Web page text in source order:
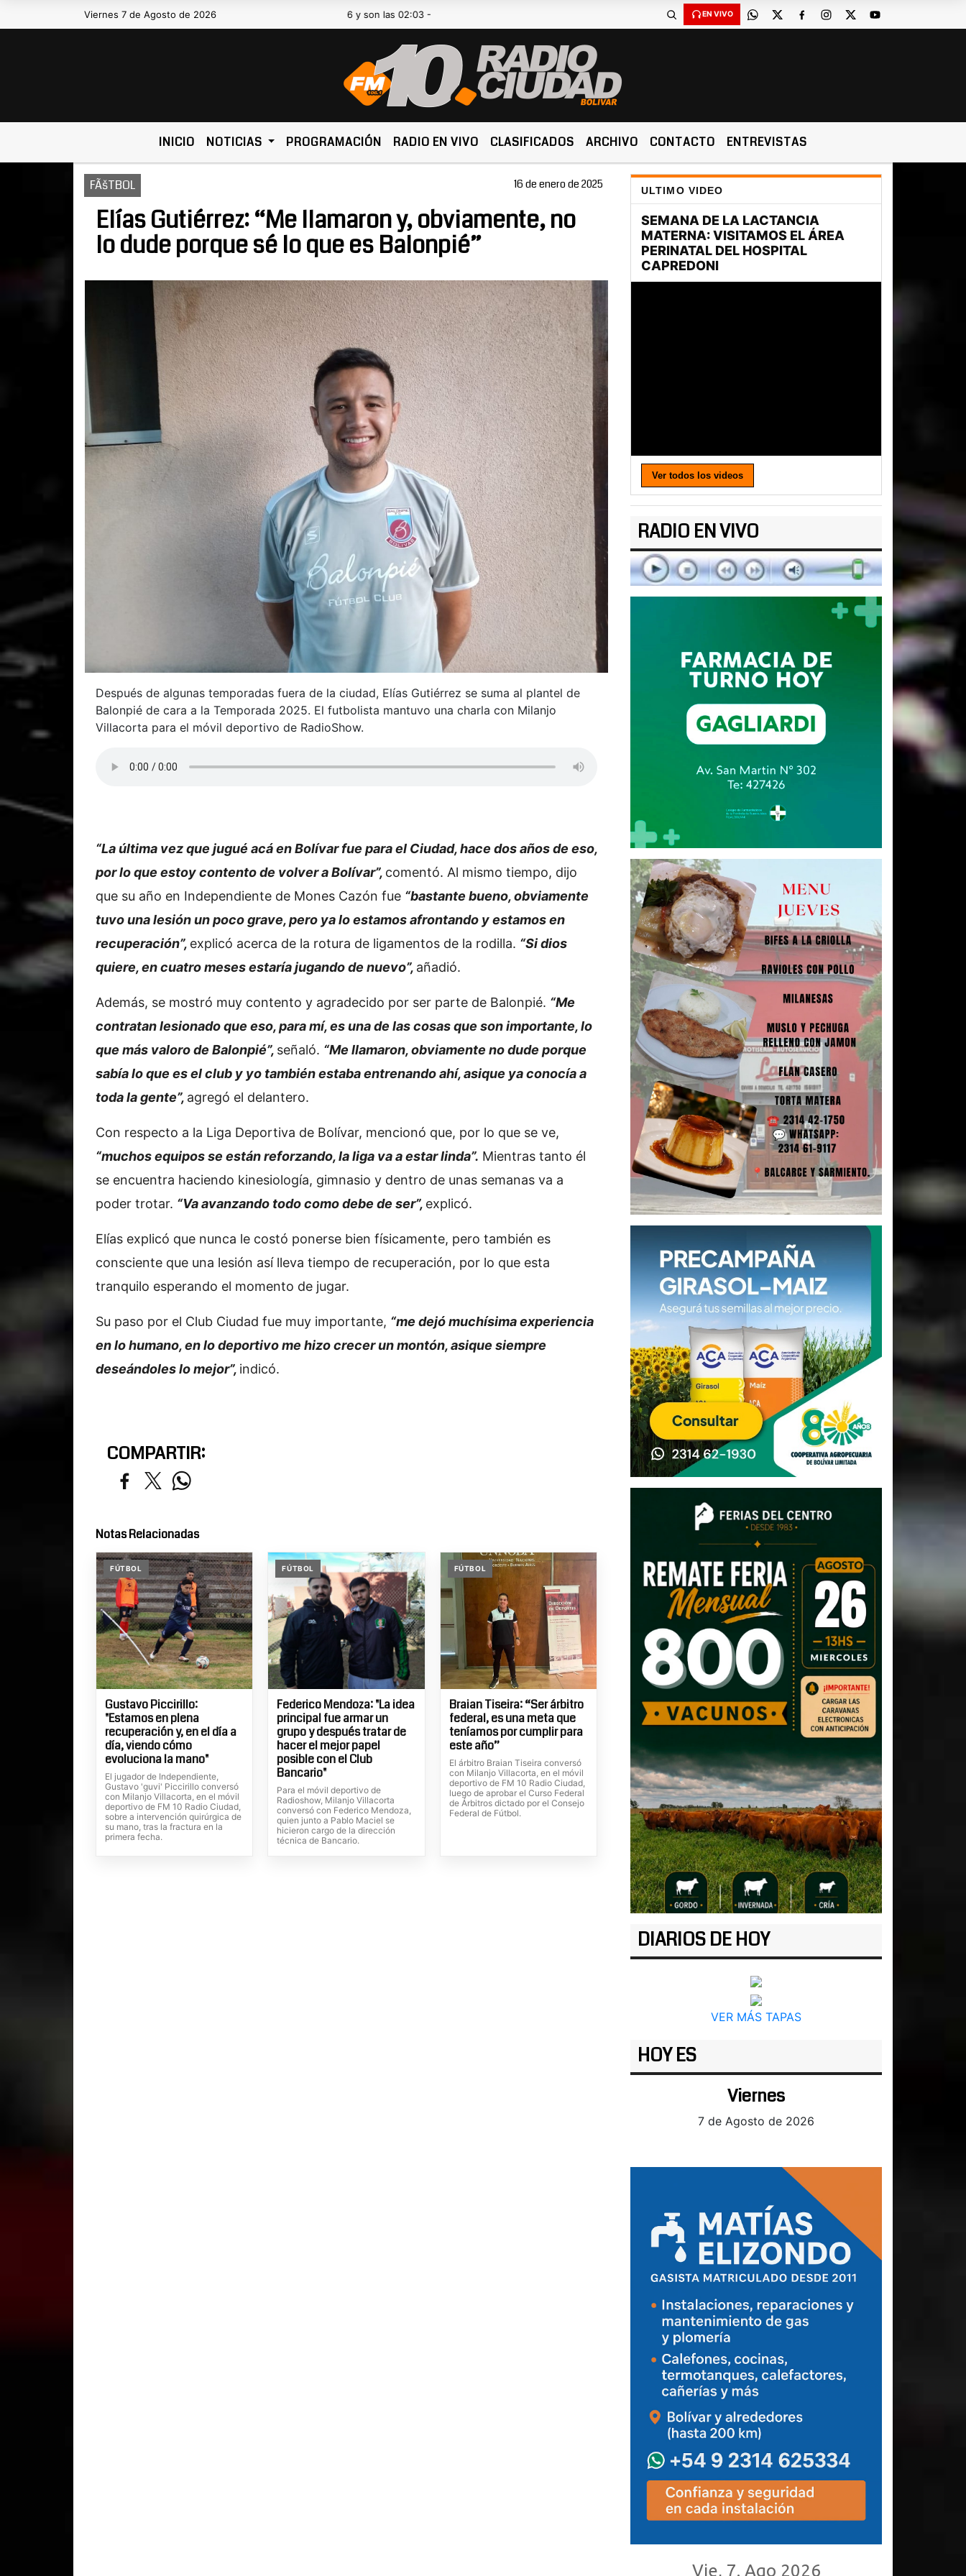
Viernes 7 de Agosto de 2026
Hoy es Viernes 7 de Agosto de 2026 y son las 02:03 - EN VIVO
INICIO NOTICIAS PROGRAMACIÓN RADIO EN VIVO CLASIFICADOS ARCHIVO CONTACTO ENTREVISTAS
FÃšTBOL 16 de enero de 2025
Elías Gutiérrez: “Me llamaron y, obviamente, no
lo dude porque sé lo que es Balonpié”
Después de algunas temporadas fuera de la ciudad, Elías Gutiérrez se suma al plantel de
Balonpié de cara a la Temporada 2025. El futbolista mantuvo una charla con Milanjo
Villacorta para el móvil deportivo de RadioShow.
“La última vez que jugué acá en Bolívar fue para el Ciudad, hace dos años de eso,
por lo que estoy contento de volver a Bolívar”, comentó. Al mismo tiempo, dijo
que su año en Independiente de Mones Cazón fue “bastante bueno, obviamente
tuvo una lesión un poco grave, pero ya lo estamos afrontando y estamos en
recuperación”, explicó acerca de la rotura de ligamentos de la rodilla. “Si dios
quiere, en cuatro meses estaría jugando de nuevo”, añadió.
Además, se mostró muy contento y agradecido por ser parte de Balonpié. “Me
contratan lesionado que eso, para mí, es una de las cosas que son importante, lo
que más valoro de Balonpié”, señaló. “Me llamaron, obviamente no dude porque
sabía lo que es el club y yo también estaba entrenando ahí, asique ya conocía a
toda la gente”, agregó el delantero.
Con respecto a la Liga Deportiva de Bolívar, mencionó que, por lo que se ve,
“muchos equipos se están reforzando, la liga va a estar linda”. Mientras tanto él
se encuentra haciendo kinesiología, gimnasio y dentro de unas semanas va a
poder trotar. “Va avanzando todo como debe de ser”, explicó.
Elías explicó que nunca le costó ponerse bien físicamente, pero también es
consciente que una lesión así lleva tiempo de recuperación, por lo que esta
tranquilo esperando el momento de jugar.
Su paso por el Club Ciudad fue muy importante, “me dejó muchísima experiencia
en lo humano, en lo deportivo me hizo crecer un montón, asique siempre
deseándoles lo mejor”, indicó.
COMPARTIR:
Notas Relacionadas
FÚTBOL
Gustavo Piccirillo:
"Estamos en plena
recuperación y, en el día a
día, viendo cómo
evoluciona la mano"
El jugador de Independiente,
Gustavo 'guvi' Piccirillo conversó
con Milanjo Villacorta, en el móvil
deportivo de FM 10 Radio Ciudad,
sobre a intervención quirúrgica de
su mano, tras la fractura en la
primera fecha.
FÚTBOL
Federico Mendoza: "La idea
principal fue armar un
grupo y después tratar de
hacer el mejor papel
posible con el Club
Bancario"
Para el móvil deportivo de
Radioshow, Milanjo Villacorta
conversó con Federico Mendoza,
quien junto a Pablo Maciel se
hicieron cargo de la dirección
técnica de Bancario.
FÚTBOL
Braian Tiseira: “Ser árbitro
federal, es una meta que
teníamos por cumplir para
este año”
El árbitro Braian Tiseira conversó
con Milanjo Villacorta, en el móvil
deportivo de FM 10 Radio Ciudad,
luego de aprobar el Curso Federal
de Árbitros dictado por el Consejo
Federal de Fútbol.
ULTIMO VIDEO
Ver todos los videos
RADIO EN VIVO
DIARIOS DE HOY
VER MÁS TAPAS
HOY ES
Viernes
7 de Agosto de 2026